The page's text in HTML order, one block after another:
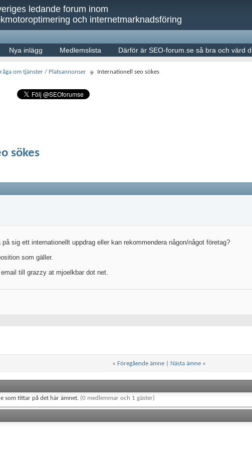
ledande forum inom
och internetmarknadsföring
Nya inlägg Medlemslista Därför är SEO-forum.se så bra och värd
om tjänster / Platsannonser Internationell seo sökes
sökes
sig ett internationellt uppdrag eller kan rekommendera någon/något företag?
som gäller.
till grazzy at mjoelkbar dot net.
« Föregående ämne| Nästa ämne »
som tittar på det här ämnet. (0 medlemmar och 1 gäster)